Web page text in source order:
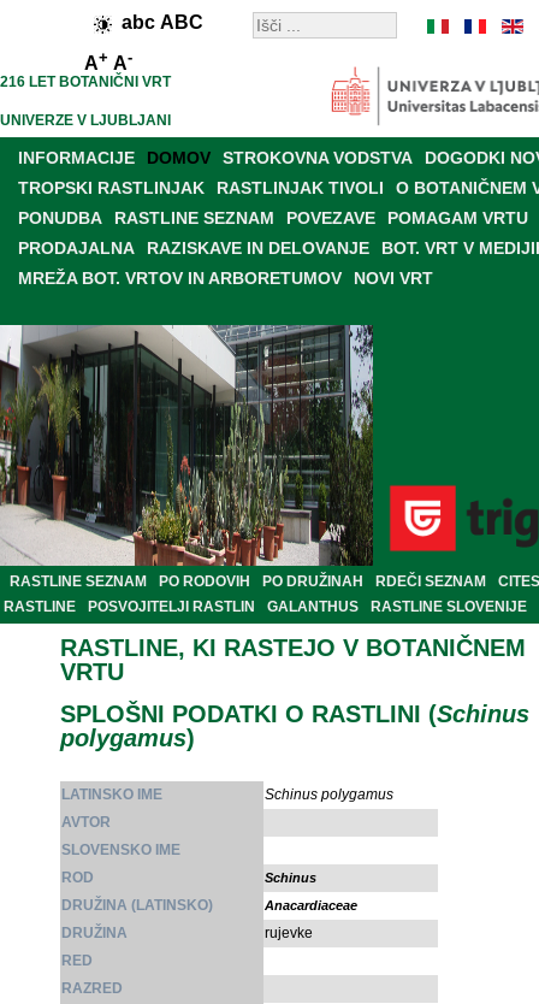
abc ABC
A+ A-
216 LET BOTANIČNI VRT
UNIVERZE V LJUBLJANI
INFORMACIJE DOMOV STROKOVNA VODSTVA
DOGODKI
TROPSKI RASTLINJAK
RASTLINJAK TIVOLI
O BOTANIČNEM
PONUDBA
RASTLINE SEZNAM POVEZAVE
POMAGAM VRTU
PRODAJALNA
RAZISKAVE IN DELOVANJE
BOT. VRT V
MREŽA BOT. VRTOV IN ARBORETUMOV
NOVI VRT
RASTLINE SEZNAM PO RODOVIH PO DRUŽINAH RDEČI SEZNAM
CITES
RASTLINE
POSVOJITELJI RASTLIN GALANTHUS RASTLINE SLOVENIJE
RASTLINE, KI RASTEJO V BOTANIČNEM
VRTU
SPLOŠNI PODATKI O RASTLINI (Schinus
polygamus)
LATINSKO IME
Schinus polygamus
AVTOR
SLOVENSKO IME
ROD
Schinus
DRUŽINA (LATINSKO) Anacardiaceae
DRUŽINA
rujevke
RED
RAZRED